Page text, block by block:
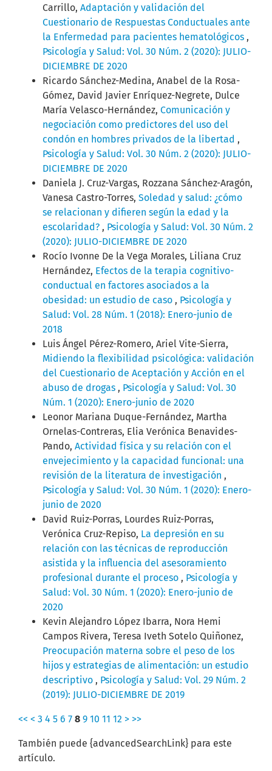
Carrillo, Adaptación y validación del
Cuestionario de Respuestas Conductuales ante
la Enfermedad para pacientes hematológicos ,
Psicología y Salud: Vol. 30 Núm. 2 (2020): JULIO-
DICIEMBRE DE 2020
Ricardo Sánchez-Medina, Anabel de la Rosa-
Gómez, David Javier Enríquez-Negrete, Dulce
María Velasco-Hernández, Comunicación y
negociación como predictores del uso del
condón en hombres privados de la libertad ,
Psicología y Salud: Vol. 30 Núm. 2 (2020): JULIO-
DICIEMBRE DE 2020
Daniela J. Cruz-Vargas, Rozzana Sánchez-Aragón,
Vanesa Castro-Torres, Soledad y salud: ¿cómo
se relacionan y difieren según la edad y la
escolaridad? , Psicología y Salud: Vol. 30 Núm. 2
(2020): JULIO-DICIEMBRE DE 2020
Rocío Ivonne De la Vega Morales, Liliana Cruz
Hernández, Efectos de la terapia cognitivo-
conductual en factores asociados a la
obesidad: un estudio de caso , Psicología y
Salud: Vol. 28 Núm. 1 (2018): Enero-junio de
2018
Luis Ángel Pérez-Romero, Ariel Vite-Sierra,
Midiendo la flexibilidad psicológica: validación
del Cuestionario de Aceptación y Acción en el
abuso de drogas , Psicología y Salud: Vol. 30
Núm. 1 (2020): Enero-junio de 2020
Leonor Mariana Duque-Fernández, Martha
Ornelas-Contreras, Elia Verónica Benavides-
Pando, Actividad física y su relación con el
envejecimiento y la capacidad funcional: una
revisión de la literatura de investigación ,
Psicología y Salud: Vol. 30 Núm. 1 (2020): Enero-
junio de 2020
David Ruiz-Porras, Lourdes Ruiz-Porras,
Verónica Cruz-Repiso, La depresión en su
relación con las técnicas de reproducción
asistida y la influencia del asesoramiento
profesional durante el proceso , Psicología y
Salud: Vol. 30 Núm. 1 (2020): Enero-junio de
2020
Kevin Alejandro López Ibarra, Nora Hemi
Campos Rivera, Teresa Iveth Sotelo Quiñonez,
Preocupación materna sobre el peso de los
hijos y estrategias de alimentación: un estudio
descriptivo , Psicología y Salud: Vol. 29 Núm. 2
(2019): JULIO-DICIEMBRE DE 2019
<< < 3 4 5 6 7 8 9 10 11 12 > >>
También puede {advancedSearchLink} para este
artículo.